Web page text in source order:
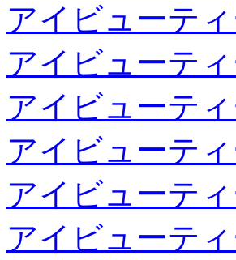
アイビューテ
アイビューテ
アイビューテ
アイビューテ
アイビューテ
アイビューテ